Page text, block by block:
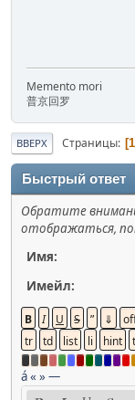
Memento mori
普京回罗
ВВЕРХ Страницы 1
Быстрый ответ
Обратите
отображаться,
Имя:
Имейл:
á« »—